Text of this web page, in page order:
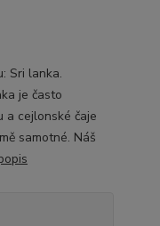
Sri lanka.
je často
a cejlonské čaje
samotné. Náš